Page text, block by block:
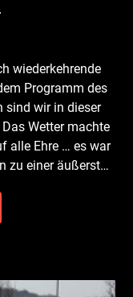
wiederkehrende
Programm des
sind wir in dieser
Wetter machte
alle Ehre … es war
zu einer äußerst…